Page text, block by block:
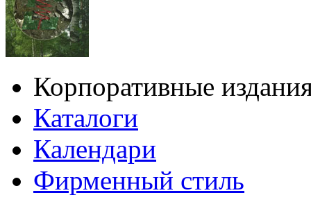
Корпоративные
Каталоги
Календари
Фирменный стиль